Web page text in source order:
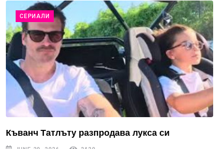
СЕРИАЛИ
Къванч Татлъту разпродава лукса си